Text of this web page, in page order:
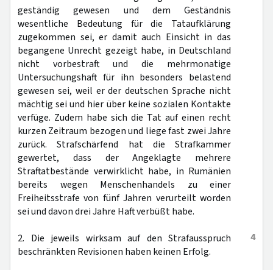
geständig gewesen und dem Geständnis
wesentliche Bedeutung für die Tataufklärung
zugekommen sei, er damit auch Einsicht in das
begangene Unrecht gezeigt habe, in Deutschland
nicht vorbestraft und die mehrmonatige
Untersuchungshaft für ihn besonders belastend
gewesen sei, weil er der deutschen Sprache nicht
mächtig sei und hier über keine sozialen Kontakte
verfüge. Zudem habe sich die Tat auf einen recht
kurzen Zeitraum bezogen und liege fast zwei Jahre
zurück. Strafschärfend hat die Strafkammer
gewertet, dass der Angeklagte mehrere
Straftatbestände verwirklicht habe, in Rumänien
bereits wegen Menschenhandels zu einer
Freiheitsstrafe von fünf Jahren verurteilt worden
sei und davon drei Jahre Haft verbüßt habe.
4
2. Die jeweils wirksam auf den Strafausspruch
beschränkten Revisionen haben keinen Erfolg.